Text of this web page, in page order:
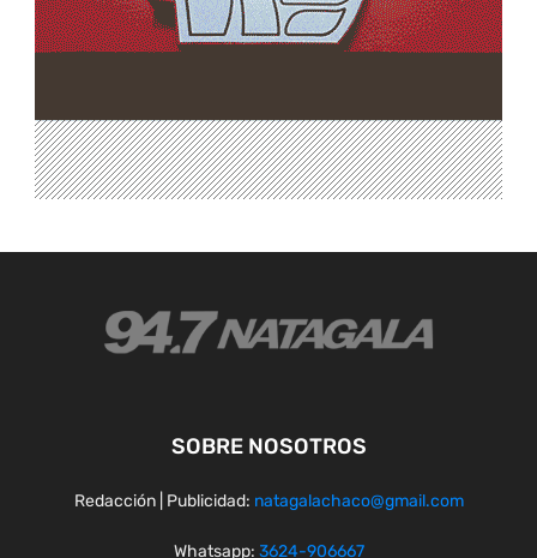
SOBRE NOSOTROS
Redacción | Publicidad: natagalachaco@gmail.com
Whatsapp: 3624-906667